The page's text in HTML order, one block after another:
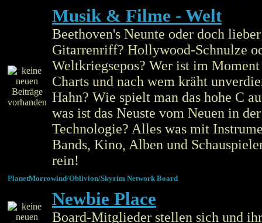
Musik & Filme - Welt
Beethoven's Neunte oder doch
Gitarrenriff? Hollywood-Schnulze
Weltkriegsepos? Wer ist im
Charts und nach wem kräht
Hahn? Wie spielt man das hohe C
was ist das Neuste vom Neuen in
Technologie? Alles was mit
Bands, Kino, Alben und
rein!
PlanetMorrowind/Oblivion/Skyrim Network Board
Newbie Place
Board-Mitglieder stellen sich und